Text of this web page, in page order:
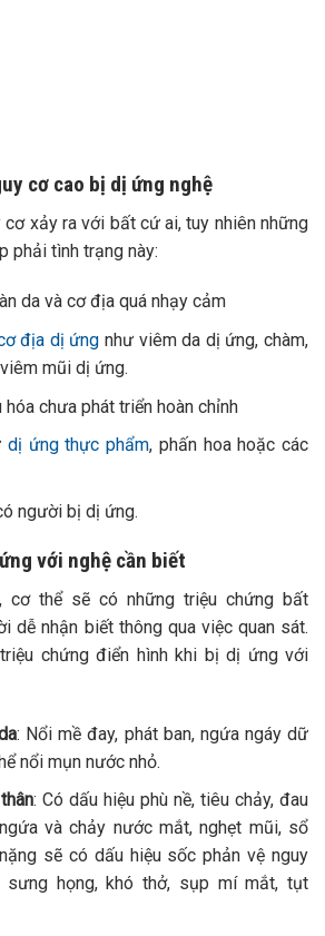
cơ cao bị dị ứng nghệ
cơ xảy ra với bất cứ ai, tuy nhiên những
phải tình trạng này:
da và cơ địa quá nhạy cảm
địa dị ứng như viêm da dị ứng, chàm,
mũi dị ứng.
hóa chưa phát triển hoàn chỉnh
dị ứng thực phẩm, phấn hoa hoặc các
người bị dị ứng.
với nghệ cần biết
cơ thể sẽ có những triệu chứng bất
dễ nhận biết thông qua việc quan sát.
chứng điển hình khi bị dị ứng với
: Nổi mề đay, phát ban, ngứa ngáy dữ
nổi mụn nước nhỏ.
: Có dấu hiệu phù nề, tiêu chảy, đau
và chảy nước mắt, nghẹt mũi, sổ
sẽ có dấu hiệu sốc phản vệ nguy
sưng họng, khó thở, sụp mí mắt, tụt